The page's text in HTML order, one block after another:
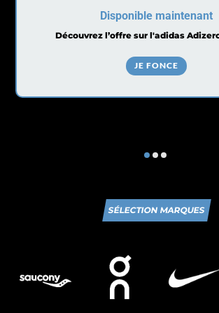
Disponible maintenant
Découvrez l’offre sur l'adidas
JE FONCE
SÉLECTION MARQUES